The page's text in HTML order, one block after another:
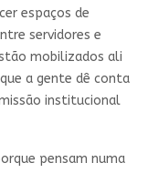
espaços de
servidores e
mobilizados ali
a gente dê conta
institucional
pensam numa